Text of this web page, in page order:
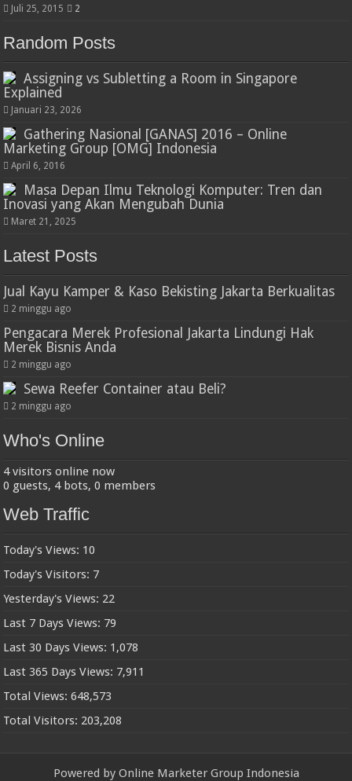
Juli 25, 2015 2
Random Posts
Assigning vs Subletting a Room in Singapore
Explained
Januari 23, 2026
Gathering Nasional [GANAS] 2016 – Online
Marketing Group [OMG] Indonesia
April 6, 2016
Masa Depan Ilmu Teknologi Komputer: Tren dan
Inovasi yang Akan Mengubah Dunia
Maret 21, 2025
Latest Posts
Jual Kayu Kamper & Kaso Bekisting Jakarta Berkualitas
2 minggu ago
Pengacara Merek Profesional Jakarta Lindungi Hak
Merek Bisnis Anda
2 minggu ago
Sewa Reefer Container atau Beli?
2 minggu ago
Who's Online
4 visitors online now
0 guests, 4 bots, 0 members
Web Traffic
Today's Views: 10
Today's Visitors: 7
Yesterday's Views: 22
Last 7 Days Views: 79
Last 30 Days Views: 1,078
Last 365 Days Views: 7,911
Total Views:648,573
Total Visitors: 203,208
Powered by Online Marketer Group Indonesia